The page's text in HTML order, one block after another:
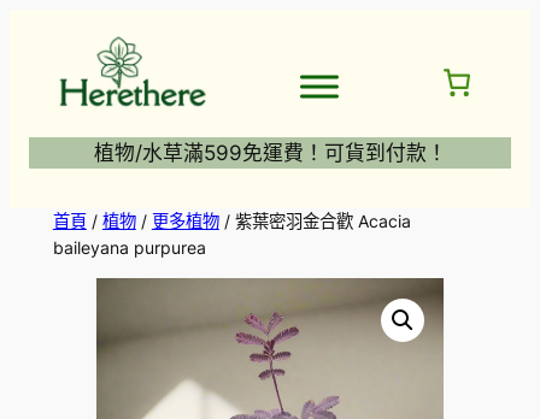
植物/水草滿599免運費！可貨到付款！
首頁/ 植物/ 更多植物/ 紫葉密羽金合歡 Acacia
baileyana purpurea